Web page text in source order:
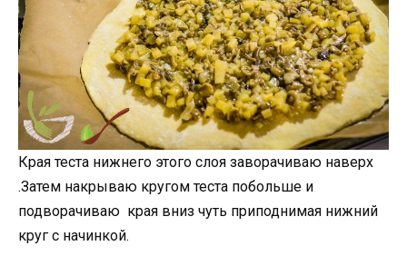
Края теста нижнего этого слоя заворачиваю наверх
.Затем накрываю кругом теста побольше и
подворачиваю края вниз чуть приподнимая нижний
круг с начинкой.